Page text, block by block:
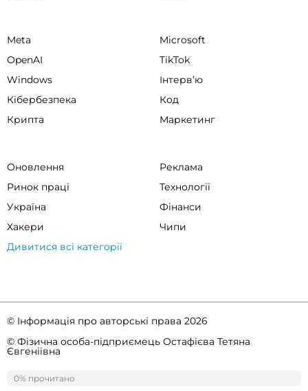
0% прочитано
0%
Meta
Microsoft
OpenAI
TikTok
Windows
Інтервʼю
Кібербезпека
Код
Крипта
Маркетинг
Оновлення
Реклама
Ринок праці
Технології
Україна
Фінанси
Хакери
Чипи
Дивитися всі категорії
© Інформація про авторські права 2026
© Фізична особа-підприємець Остафієва Тетяна
Євгеніївна
Правила спільноти